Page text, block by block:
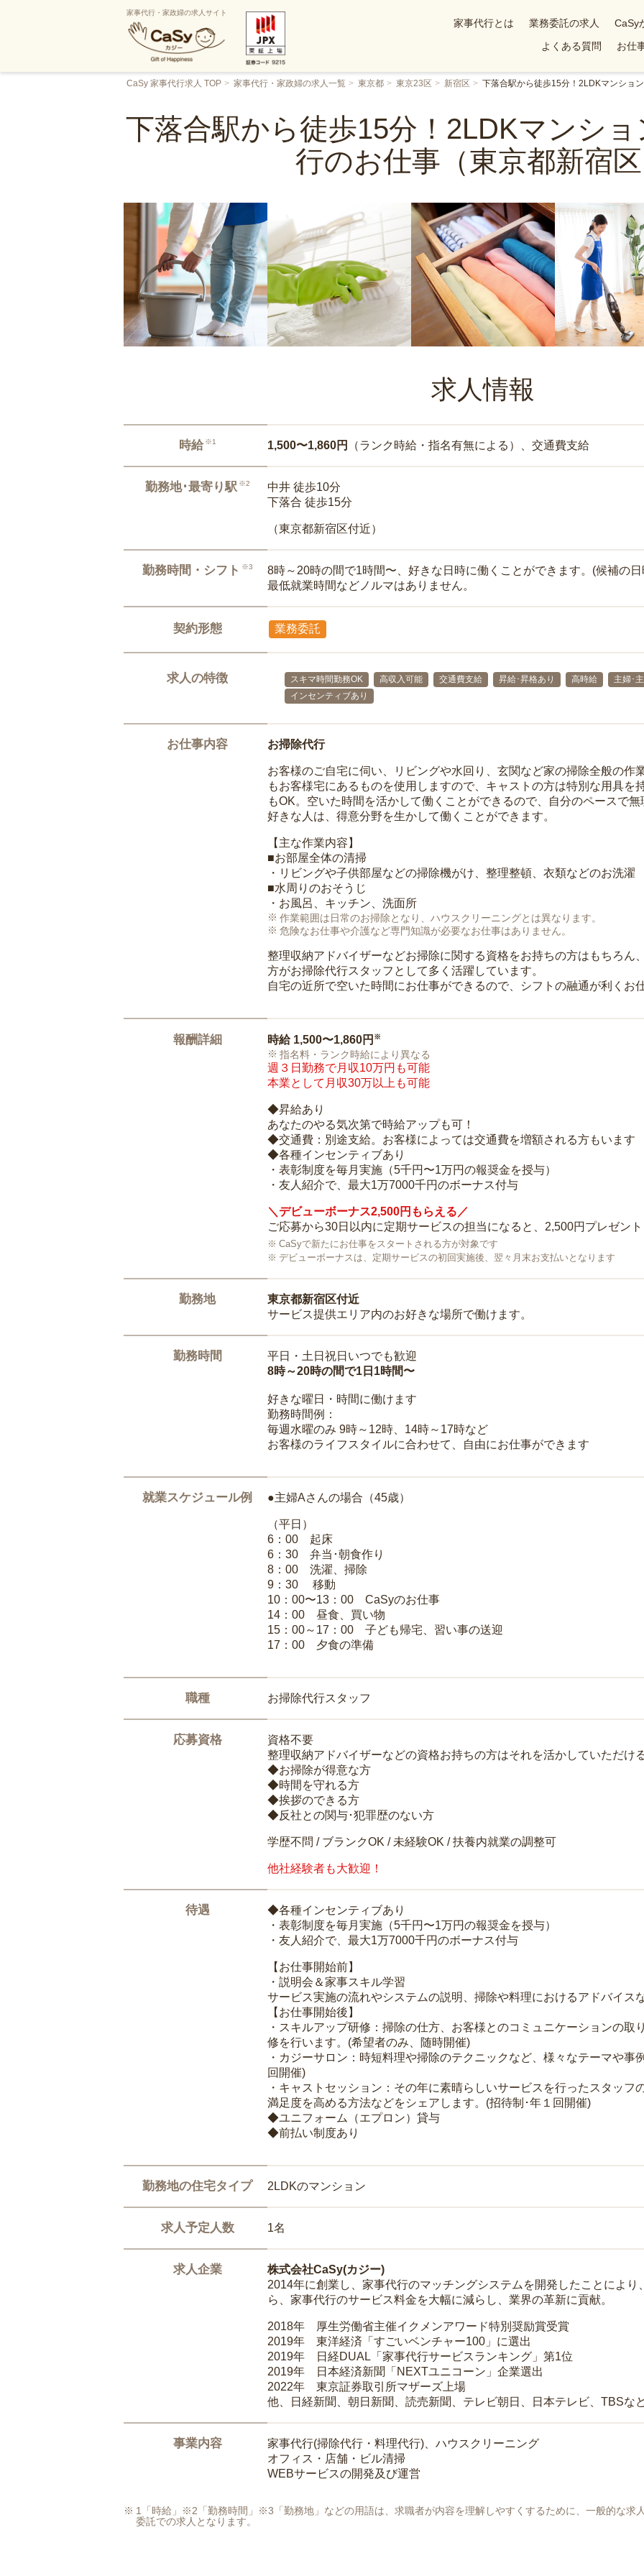
家事代行・家政婦の求人サイト
家事代行とは 業務委託の求人 CaSy
よくある質問
お仕
CaSy 家事代行求人 TOP 家事代行・家政婦の求人一覧 東京都 東京23区 新宿区 下落合駅から徒歩15分！2LDKマンショ
下落合駅から徒歩15分！2LDKマンシ
行のお仕事（東京都新宿区
求人情報
時給 ※1 1,500〜1,860円 （ランク時給・指名有無による）、交通費支給
勤務地･最寄り駅 ※2
中井 徒歩10分
下落合 徒歩15分
（東京都新宿区付近）
勤務時間・シフト ※3
8時～20時の間で1時間〜、好きな日時に働くことができます。(候補の
最低就業時間などノルマはありません。
契約形態 業務委託
求人の特徴 スキマ時間勤務OK 高収入可能 交通費支給 昇給･昇格あり 高時給 主婦･
インセンティブあり
お仕事内容 お掃除代行
お客様のご自宅に伺い、リビングや水回り、玄関など家の掃除全般の作
もお客様宅にあるものを使用しますので、キャストの方は特別な用具を
もOK。空いた時間を活かして働くことができるので、自分のペースで
好きな人は、得意分野を生かして働くことができます。
【主な作業内容】
■お部屋全体の清掃
・リビングや子供部屋などの掃除機がけ、整理整頓、衣類などのお洗濯
■水周りのおそうじ
・お風呂、キッチン、洗面所
作業範囲は日常のお掃除となり、ハウスクリーニングとは異なります。
危険なお仕事や介護など専門知識が必要なお仕事はありません。
整理収納アドバイザーなどお掃除に関する資格をお持ちの方はもちろん
方がお掃除代行スタッフとして多く活躍しています。
自宅の近所で空いた時間にお仕事ができるので、シフトの融通が利くお
報酬詳細 時給 1,500〜1,860円 ※
指名料・ランク時給により異なる
週３日勤務で月収10万円も可能
本業として月収30万以上も可能
◆昇給あり
あなたのやる気次第で時給アップも可！
◆交通費：別途支給。お客様によっては交通費を増額される方もいます
◆各種インセンティブあり
・表彰制度を毎月実施（5千円〜1万円の報奨金を授与）
・友人紹介で、最大1万7000千円のボーナス付与
＼デビューボーナス2,500円もらえる／
ご応募から30日以内に定期サービスの担当になると、2,500円プレゼント
CaSyで新たにお仕事をスタートされる方が対象です
デビューボーナスは、定期サービスの初回実施後、翌々月末お支払いとなります
勤務地
東京都新宿区付近
サービス提供エリア内のお好きな場所で働けます。
勤務時間
平日・土日祝日いつでも歓迎
8時～20時の間で1日1時間〜
好きな曜日・時間に働けます
勤務時間例：
毎週水曜のみ 9時～12時、14時～17時など
お客様のライフスタイルに合わせて、自由にお仕事ができます
就業スケジュール例 ●主婦Aさんの場合（45歳）
（平日）
6：00 起床
6：30 弁当･朝食作り
8：00 洗濯、掃除
9：30 移動
10：00〜13：00 CaSyのお仕事
14：00 昼食、買い物
15：00～17：00 子ども帰宅、習い事の送迎
17：00 夕食の準備
職種 お掃除代行スタッフ
応募資格
資格不要
整理収納アドバイザーなどの資格お持ちの方はそれを活かしていただけ
◆お掃除が得意な方
◆時間を守れる方
◆挨拶のできる方
◆反社との関与･犯罪歴のない方
学歴不問 / ブランクOK / 未経験OK / 扶養内就業の調整可
他社経験者も大歓迎！
待遇
◆各種インセンティブあり
・表彰制度を毎月実施（5千円〜1万円の報奨金を授与）
・友人紹介で、最大1万7000千円のボーナス付与
【お仕事開始前】
・説明会＆家事スキル学習
サービス実施の流れやシステムの説明、掃除や料理におけるアドバイス
【お仕事開始後】
・スキルアップ研修：掃除の仕方、お客様とのコミュニケーションの
修を行います。(希望者のみ、随時開催)
・カジーサロン：時短料理や掃除のテクニックなど、様々なテーマや事
回開催)
・キャストセッション：その年に素晴らしいサービスを行ったスタッ
満足度を高める方法などをシェアします。(招待制･年１回開催)
◆ユニフォーム（エプロン）貸与
◆前払い制度あり
勤務地の住宅タイプ 2LDKのマンション
求人予定人数 1名
求人企業
株式会社CaSy(カジー)
2014年に創業し、家事代行のマッチングシステムを開発したことによ
ら、家事代行のサービス料金を大幅に減らし、業界の革新に貢献。
2018年 厚生労働省主催イクメンアワード特別奨励賞受賞
2019年 東洋経済「すごいベンチャー100」に選出
2019年 日経DUAL「家事代行サービスランキング」第1位
2019年 日本経済新聞「NEXTユニコーン」企業選出
2022年 東京証券取引所マザーズ上場
他、日経新聞、朝日新聞、読売新聞、テレビ朝日、日本テレビ、TBSな
事業内容
家事代行(掃除代行・料理代行)、ハウスクリーニング
オフィス・店舗・ビル清掃
WEBサービスの開発及び運営
1「時給」※2「勤務時間」※3「勤務地」などの用語は、求職者が内容を理解しやすくするために、一般的な求
委託での求人となります。